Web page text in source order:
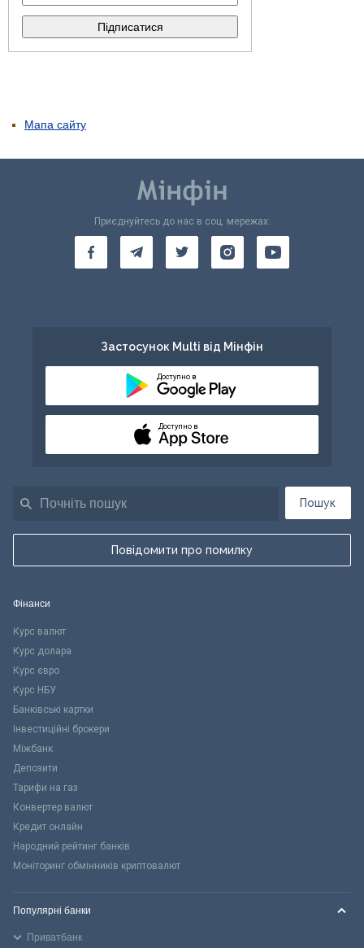
Мапа сайту
Пошук
Повідомити про помилку
Приєднуйтесь до нас в соц. мережах:
Застосунок Multi від Мінфін
Доступно в
Доступно в
Фінанси
Курс валют
Курс долара
Курс євро
Курс НБУ
Банківські картки
Інвестиційні брокери
Міжбанк
Депозити
Тарифи на газ
Конвертер валют
Кредит онлайн
Народний рейтинг банків
Моніторинг обмінників криптовалют
Популярні банки
Приватбанк